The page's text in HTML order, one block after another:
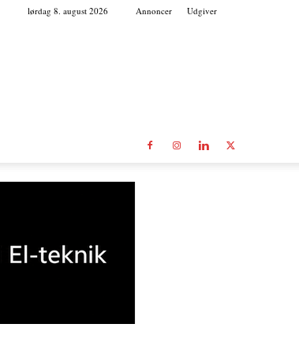
lørdag 8. august 2026 Annoncer Udgiver